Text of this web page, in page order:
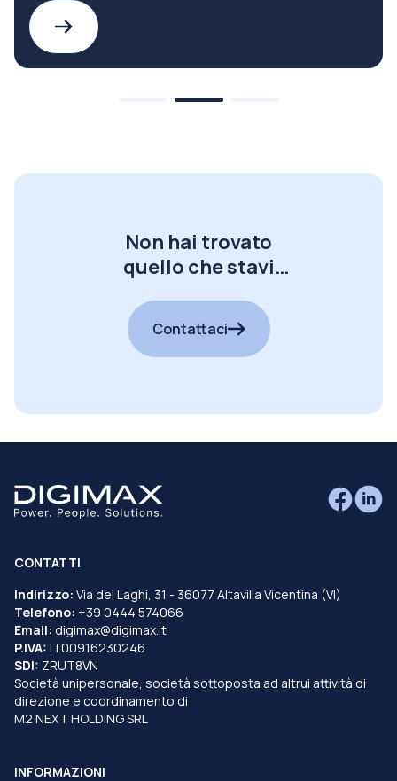
Non hai trovato
quello che stavi
Contattaci
CONTATTI
Indirizzo: Via dei Laghi, 31 - 36077 Altavilla Vicentina (VI)
Telefono: +39 0444 574066
Email: digimax@digimax.it
P.IVA: IT00916230246
SDI: ZRUT8VN
Società unipersonale, società sottoposta ad altrui attività di
direzione e coordinamento di
M2 NEXT HOLDING SRL
INFORMAZIONI